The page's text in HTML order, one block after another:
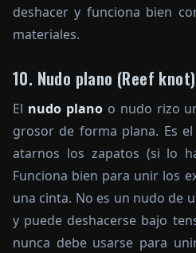
deshacer y funciona bien
materiales.
10. Nudo plano (Reef knot)
El nudo planoo nudo rizo
grosor de forma plana. Es
atarnos los zapatos (si lo
Funciona bien para unir los
una cinta. No es un nudo de
y puede deshacerse bajo
nunca debe usarse para